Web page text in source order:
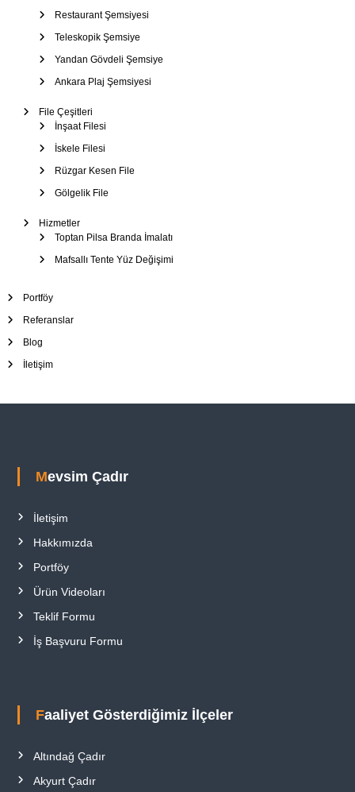
Restaurant Şemsiyesi
Teleskopik Şemsiye
Yandan Gövdeli Şemsiye
Ankara Plaj Şemsiyesi
File Çeşitleri
İnşaat Filesi
İskele Filesi
Rüzgar Kesen File
Gölgelik File
Hizmetler
Toptan Pilsa Branda İmalatı
Mafsallı Tente Yüz Değişimi
Portföy
Referanslar
Blog
İletişim
Mevsim Çadır
İletişim
Hakkımızda
Portföy
Ürün Videoları
Teklif Formu
İş Başvuru Formu
Faaliyet Gösterdiğimiz İlçeler
Altındağ Çadır
Akyurt Çadır